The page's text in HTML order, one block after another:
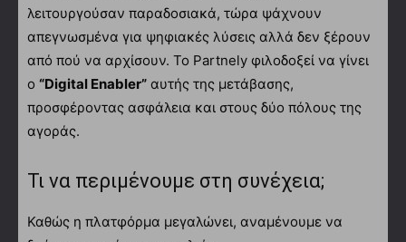
λειτουργούσαν παραδοσιακά, τώρα ψάχνουν
απεγνωσμένα για ψηφιακές λύσεις αλλά δεν ξέρουν
από πού να αρχίσουν. Το Partnely φιλοδοξεί να γίνει
ο “Digital Enabler” αυτής της μετάβασης,
προσφέροντας ασφάλεια και στους δύο πόλους της
αγοράς.
Τι να περιμένουμε στη συνέχεια;
Καθώς η πλατφόρμα μεγαλώνει, αναμένουμε να